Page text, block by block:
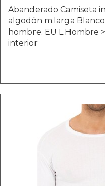
Abanderado Camiseta
algodón m.larga
hombre. EU L.Hombre
interior